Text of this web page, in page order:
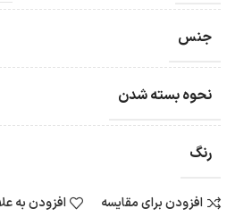
جنس
نحوه بسته شدن
رنگ
افزودن برای مقایسه افزودن به
ضمانت اصالت کالا